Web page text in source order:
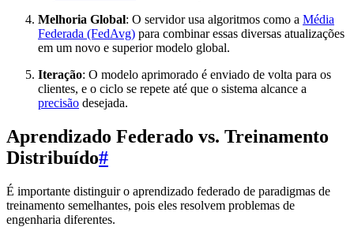
Melhoria Global: O servidor usa algoritmos como a Média
Federada (FedAvg) para combinar essas diversas atualizações
em um novo e superior modelo global.
Iteração: O modelo aprimorado é enviado de volta para os
clientes, e o ciclo se repete até que o sistema alcance a
precisão desejada.
Aprendizado Federado vs. Treinamento
Distribuído#
É importante distinguir o aprendizado federado de paradigmas de
treinamento semelhantes, pois eles resolvem problemas de
engenharia diferentes.